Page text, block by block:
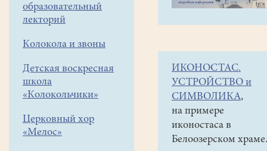
образовательный
лекторий
Колокола и звоны
Детская воскресная
школа
«Колокольчики»
Церковный хор
«Мелос»
Азбука
выпуска:
Жанр:
Анимация
Студия,
страна:
ИКОНОСТАС.
УСТРОЙСТВО и
СИМВОЛИКА,
на примере
иконостаса в
Белоозерском храме.